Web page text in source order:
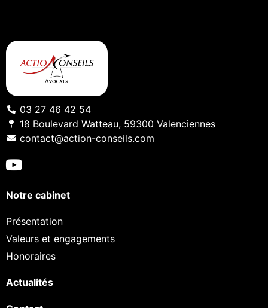
03 27 46 42 54
18 Boulevard Watteau, 59300 Valenciennes
contact@action-conseils.com
Notre cabinet
Présentation
Valeurs et engagements
Honoraires
Actualités